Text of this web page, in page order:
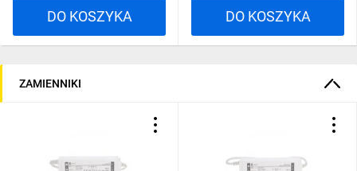
DO KOSZYKA DO KOSZYKA
ZAMIENNIKI